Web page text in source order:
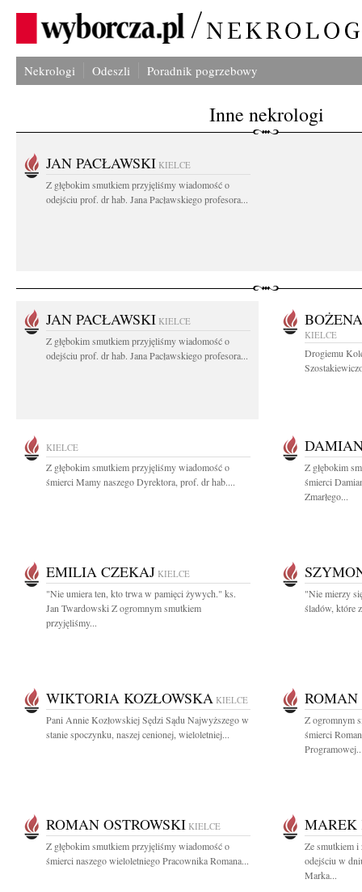
Nekrologi Odeszli Poradnik pogrzebowy
Inne nekrologi
JAN PACŁAWSKI KIELCE
Z głębokim smutkiem przyjęliśmy wiadomość o
odejściu prof. dr hab. Jana Pacławskiego profesora...
JAN PACŁAWSKI KIELCE
Z głębokim smutkiem przyjęliśmy wiadomość o
odejściu prof. dr hab. Jana Pacławskiego profesora...
KIELCE
Drogiemu
KIELCE
Z głębokim smutkiem przyjęliśmy wiadomość o
śmierci Mamy naszego Dyrektora, prof. dr hab....
Z głębokim
śmierci
Zmarłego...
EMILIA CZEKAJ KIELCE
"Nie umiera ten, kto trwa w pamięci żywych." ks.
Jan Twardowski Z ogromnym smutkiem
przyjęliśmy...
"Nie mierzy
śladów, które
WIKTORIA KOZŁOWSKA KIELCE
Pani Annie Kozłowskiej Sędzi Sądu Najwyższego w
stanie spoczynku, naszej cenionej, wieloletniej...
ROMAN
Z ogromnym
śmierci
ROMAN OSTROWSKI KIELCE
Z głębokim smutkiem przyjęliśmy wiadomość o
śmierci naszego wieloletniego Pracownika Romana...
MAREK
Ze smutkiem i
odejściu w
Marka...